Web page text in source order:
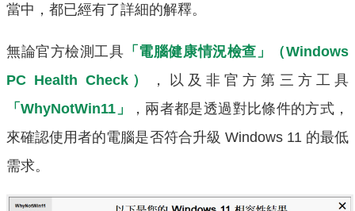
當中，都已經有了詳細的解釋。
無論官方檢測工具 「電腦健康情況檢查」（Windows
PC Health Check）
，以及非官方第三方工具
「WhyNotWin11」
，兩者都是透過對比條件的方式，
來確認使用者的電腦是否符合升級 Windows 11 的最低
需求。